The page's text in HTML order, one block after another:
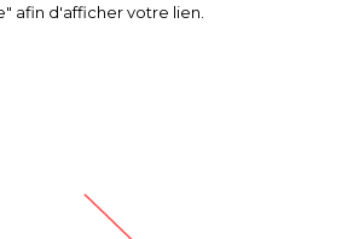
afin d'afficher votre lien.